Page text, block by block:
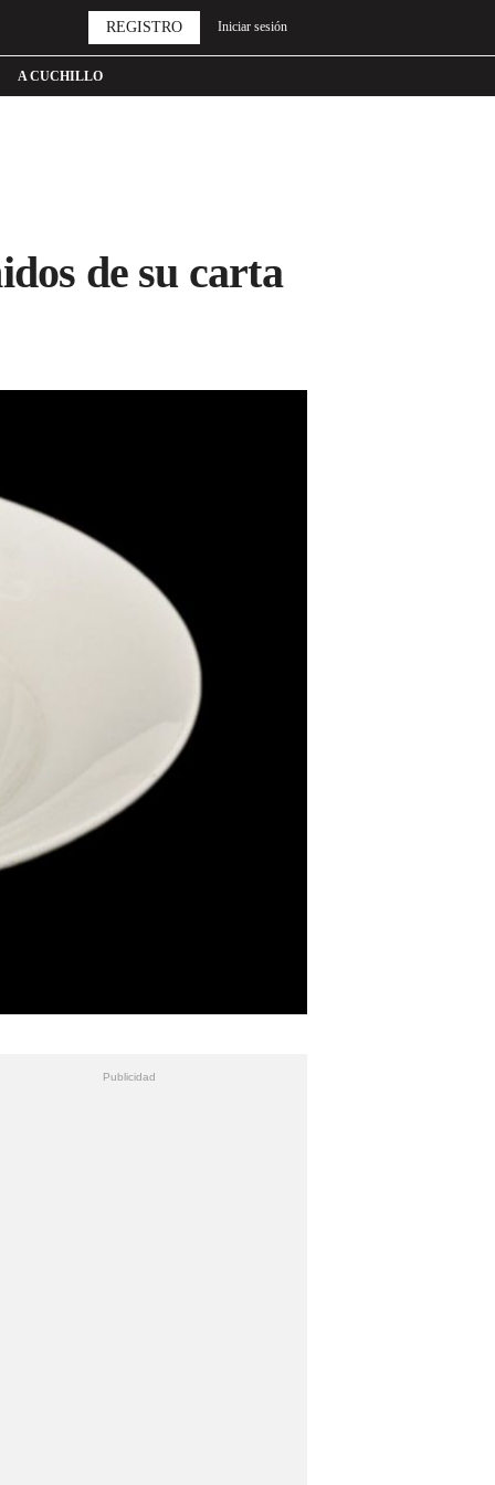
A CUCHILLO
REGISTRO Iniciar sesión
de su carta